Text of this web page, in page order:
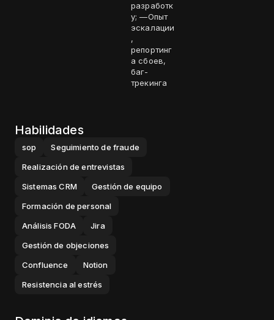
разработк
у; —Опыт
эскалации
,
репортинг
а сбоев,
баг-
трекинга
Habilidades
sop
Seguimiento de fraude
Realización de entrevistas
Sistemas CRM
Gestión de equipo
Formación de personal
Análisis FODA
Jira
Gestión de objeciones
Confluence
Notion
Resistencia al estrés